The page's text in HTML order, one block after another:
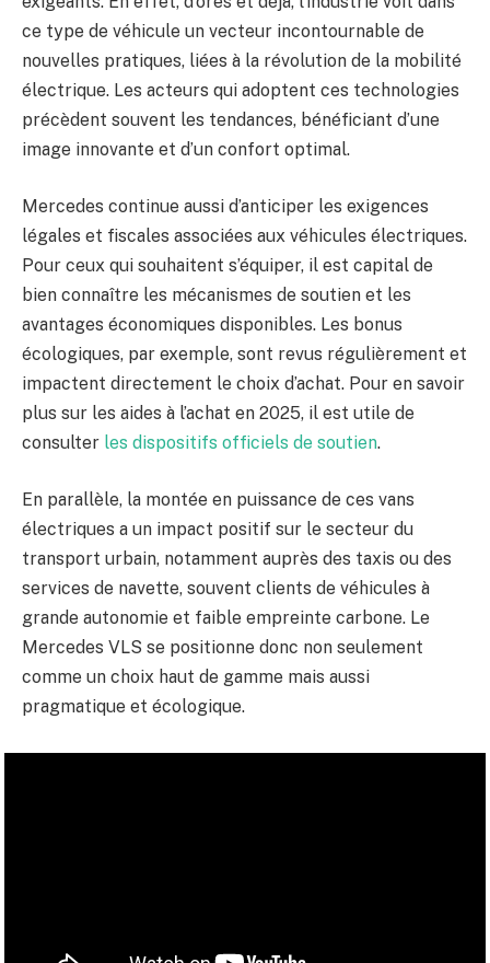
ce type de véhicule un vecteur incontournable de
nouvelles pratiques, liées à la révolution de la mobilité
électrique. Les acteurs qui adoptent ces technologies
précèdent souvent les tendances, bénéficiant d’une
image innovante et d’un confort optimal.
Mercedes continue aussi d’anticiper les exigences
légales et fiscales associées aux véhicules électriques.
Pour ceux qui souhaitent s’équiper, il est capital de
bien connaître les mécanismes de soutien et les
avantages économiques disponibles. Les bonus
écologiques, par exemple, sont revus régulièrement et
impactent directement le choix d’achat. Pour en savoir
plus sur les aides à l’achat en 2025, il est utile de
consulter les dispositifs officiels de soutien.
En parallèle, la montée en puissance de ces vans
électriques a un impact positif sur le secteur du
transport urbain, notamment auprès des taxis ou des
services de navette, souvent clients de véhicules à
grande autonomie et faible empreinte carbone. Le
Mercedes VLS se positionne donc non seulement
comme un choix haut de gamme mais aussi
pragmatique et écologique.